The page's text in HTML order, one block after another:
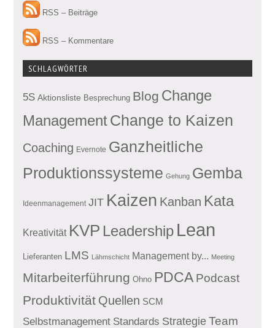
RSS – Beiträge
RSS – Kommentare
SCHLAGWÖRTER
5S Aktionsliste Besprechung Blog Change
ManagementChange to Kaizen
Coaching Evernote Ganzheitliche
Produktionssysteme Gehung Gemba
Ideenmanagement JIT Kaizen Kanban Kata
Kreativität KVP Leadership Lean
Lieferanten LMS Lähmschicht Management by... Meeting
Mitarbeiterführung Ohno PDCA Podcast
Produktivität Quellen SCM
Selbstmanagement Standards Strategie Team